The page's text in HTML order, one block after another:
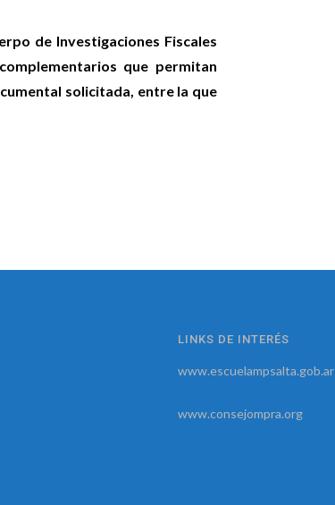
de Investigaciones Fiscales
que permitan
solicitada, entre la que
LINKS DE INTERÉS
www.escuelampsalta.gob.ar
www.consejompra.org